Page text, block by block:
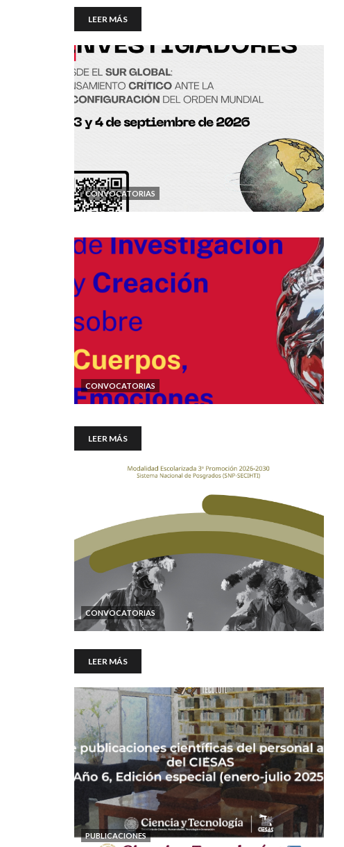
LEER MÁS
CONVOCATORIAS
CONVOCATORIAS
LEER MÁS
CONVOCATORIAS
LEER MÁS
PUBLICACIONES